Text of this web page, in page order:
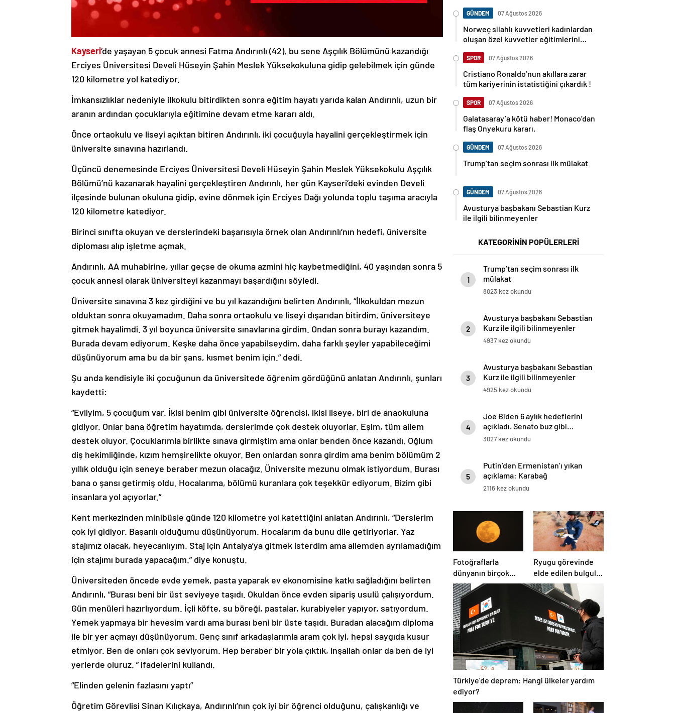
Kayseri‘de yaşayan 5 çocuk annesi Fatma Andırınlı (42), bu sene Aşçılık Bölümünü kazandığı
Erciyes Üniversitesi Develi Hüseyin Şahin Meslek Yüksekokuluna gidip gelebilmek için günde
120 kilometre yol katediyor.
İmkansızlıklar nedeniyle ilkokulu bitirdikten sonra eğitim hayatı yarıda kalan Andırınlı, uzun bir
aranın ardından çocuklarıyla eğitimine devam etme kararı aldı.
Önce ortaokulu ve liseyi açıktan bitiren Andırınlı, iki çocuğuyla hayalini gerçekleştirmek için
üniversite sınavına hazırlandı.
Üçüncü denemesinde Erciyes Üniversitesi Develi Hüseyin Şahin Meslek Yüksekokulu Aşçılık
Bölümü’nü kazanarak hayalini gerçekleştiren Andırınlı, her gün Kayseri’deki evinden Develi
ilçesinde bulunan okuluna gidip, evine dönmek için Erciyes Dağı yolunda toplu taşıma aracıyla
120 kilometre katediyor.
Birinci sınıfta okuyan ve derslerindeki başarısıyla örnek olan Andırınlı’nın hedefi, üniversite
diploması alıp işletme açmak.
Andırınlı, AA muhabirine, yıllar geçse de okuma azmini hiç kaybetmediğini, 40 yaşından sonra 5
çocuk annesi olarak üniversiteyi kazanmayı başardığını söyledi.
Üniversite sınavına 3 kez girdiğini ve bu yıl kazandığını belirten Andırınlı, “İlkokuldan mezun
olduktan sonra okuyamadım. Daha sonra ortaokulu ve liseyi dışarıdan bitirdim, üniversiteye
gitmek hayalimdi. 3 yıl boyunca üniversite sınavlarına girdim. Ondan sonra burayı kazandım.
Burada devam ediyorum. Keşke daha önce yapabilseydim, daha farklı şeyler yapabileceğimi
düşünüyorum ama bu da bir şans, kısmet benim için.” dedi.
Şu anda kendisiyle iki çocuğunun da üniversitede öğrenim gördüğünü anlatan Andırınlı, şunları
kaydetti:
“Evliyim, 5 çocuğum var. İkisi benim gibi üniversite öğrencisi, ikisi liseye, biri de anaokuluna
gidiyor. Onlar bana öğretim hayatımda, derslerimde çok destek oluyorlar. Eşim, tüm ailem
destek oluyor. Çocuklarımla birlikte sınava girmiştim ama onlar benden önce kazandı. Oğlum
diş hekimliğinde, kızım hemşirelikte okuyor. Ben onlardan sonra girdim ama benim bölümüm 2
yıllık olduğu için seneye beraber mezun olacağız. Üniversite mezunu olmak istiyordum. Burası
bana o şansı getirmiş oldu. Hocalarıma, bölümü kuranlara çok teşekkür ediyorum. Bizim gibi
insanlara yol açıyorlar.”
Kent merkezinden minibüsle günde 120 kilometre yol katettiğini anlatan Andırınlı, “Derslerim
çok iyi gidiyor. Başarılı olduğumu düşünüyorum. Hocalarım da bunu dile getiriyorlar. Yaz
stajımız olacak, heyecanlıyım. Staj için Antalya’ya gitmek isterdim ama ailemden ayrılamadığım
için stajımı burada yapacağım.” diye konuştu.
Üniversiteden öncede evde yemek, pasta yaparak ev ekonomisine katkı sağladığını belirten
Andırınlı, “Burası beni bir üst seviyeye taşıdı. Okuldan önce evden sipariş usulü çalışıyordum.
Gün menüleri hazırlıyordum. İçli köfte, su böreği, pastalar, kurabiyeler yapıyor, satıyordum.
Yemek yapmaya bir hevesim vardı ama burası beni bir üste taşıdı. Buradan alacağım diploma
ile bir yer açmayı düşünüyorum. Genç sınıf arkadaşlarımla aram çok iyi, hepsi saygıda kusur
etmiyor. Ben de onları çok seviyorum. Hep beraber bir yola çıktık, inşallah onlar da ben de iyi
yerlerde oluruz. ” ifadelerini kullandı.
“Elinden gelenin fazlasını yaptı”
Öğretim Görevlisi Sinan Kılıçkaya, Andırınlı’nın çok iyi bir öğrenci olduğunu, çalışkanlığı ve
GÜNDEM 07 Ağustos 2026
Norweç silahlı kuvvetleri kadınlardan
oluşan özel kuvvetler eğitimlerini
SPOR 07 Ağustos 2026
Cristiano Ronaldo’nun akıllara zarar
tüm kariyerinin istatistiğini çıkardık !
SPOR 07 Ağustos 2026
Galatasaray’a kötü haber! Monaco’dan
flaş Onyekuru kararı.
GÜNDEM 07 Ağustos 2026
Trump’tan seçim sonrası ilk mülakat
GÜNDEM 07 Ağustos 2026
Avusturya başbakanı Sebastian Kurz
ile ilgili bilinmeyenler
KATEGORİNİN POPÜLERLERİ
1
Trump’tan seçim sonrası ilk
mülakat
8023 kez okundu
2
Avusturya başbakanı Sebastian
Kurz ile ilgili bilinmeyenler
4937 kez okundu
3
Avusturya başbakanı Sebastian
Kurz ile ilgili bilinmeyenler
4925 kez okundu
4
Joe Biden 6 aylık hedeflerini
açıkladı. Senato buz gibi…
3027 kez okundu
5
Putin’den Ermenistan’ı yıkan
açıklama: Karabağ
Azerbaycan’ın ayrılmaz bir
2116 kez okundu
Fotoğraflarla
dünyanın birçok
yerinden ‘Süper Ay’
manzaraları
Ryugu görevinde
elde edilen bulgular
suyun dünyaya
asteroitlerce
getirilmiş
olabileceğini
gösteriyor
Türkiye’de deprem: Hangi ülkeler yardım
ediyor?